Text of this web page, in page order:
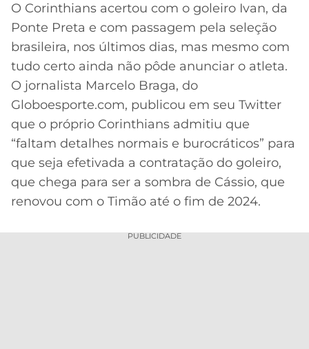
PROMOCIONAL
BETBOOM
CÓDIGO
DE
INDICAÇÃO
BET365
CÓDIGO
BETANO
MELHORES
DE
PALMEIRAS
CORINTHIANS
SÃO
PAULO
FLAMENGO
FLUMINENSE
BRASILEIRÃO
SÉRIE
A
LIBERTADORES
COPA
DO
BRASIL
PREMIER
LEAGUE
COPA
MÍDIA
ESPORTIVA
MERCADO
BOLA
PALPITES
O Corinthians acertou com o goleiro Ivan, da
Ponte Preta e com passagem pela seleção
brasileira, nos últimos dias, mas mesmo com
tudo certo ainda não pôde anunciar o atleta.
O jornalista Marcelo Braga, do
Globoesporte.com, publicou em seu Twitter
que o próprio Corinthians admitiu que
“faltam detalhes normais e burocráticos” para
que seja efetivada a contratação do goleiro,
que chega para ser a sombra de Cássio, que
renovou com o Timão até o fim de 2024.
PUBLICIDADE